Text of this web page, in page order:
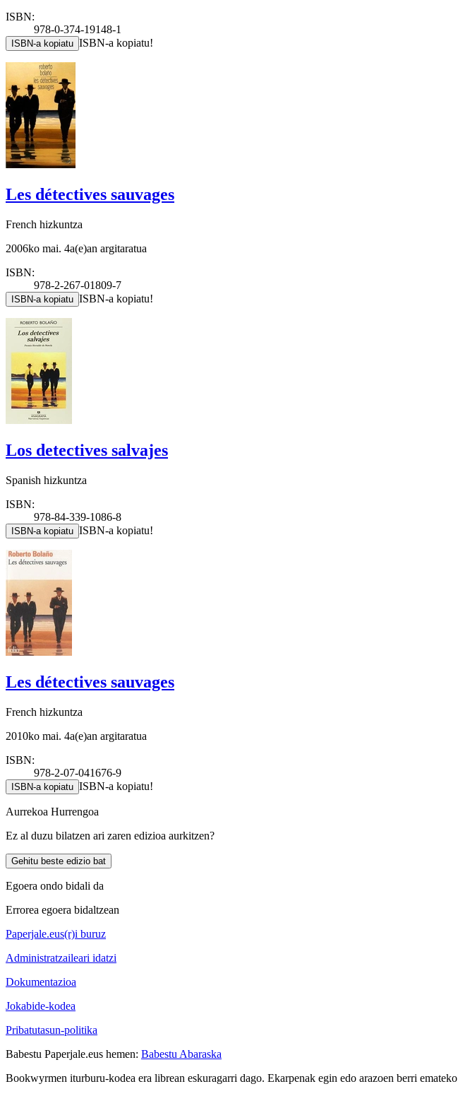
ISBN:
978-0-374-19148-1
ISBN-a kopiatu ISBN-a kopiatu!
Les détectives sauvages
French hizkuntza
2006ko mai. 4a(e)an argitaratua
ISBN:
978-2-267-01809-7
ISBN-a kopiatu ISBN-a kopiatu!
Los detectives salvajes
Spanish hizkuntza
ISBN:
978-84-339-1086-8
ISBN-a kopiatu ISBN-a kopiatu!
Les détectives sauvages
French hizkuntza
2010ko mai. 4a(e)an argitaratua
ISBN:
978-2-07-041676-9
ISBN-a kopiatu ISBN-a kopiatu!
Aurrekoa Hurrengoa
Ez al duzu bilatzen ari zaren edizioa aurkitzen?
Gehitu beste edizio bat
Egoera ondo bidali da
Errorea egoera bidaltzean
Paperjale.eus(r)i buruz
Administratzaileari idatzi
Dokumentazioa
Jokabide-kodea
Pribatutasun-politika
Babestu Paperjale.eus hemen: Babestu Abaraska
Bookwyrmen iturburu-kodea era librean eskuragarri dago. Ekarpenak egin edo arazoen berri emateko